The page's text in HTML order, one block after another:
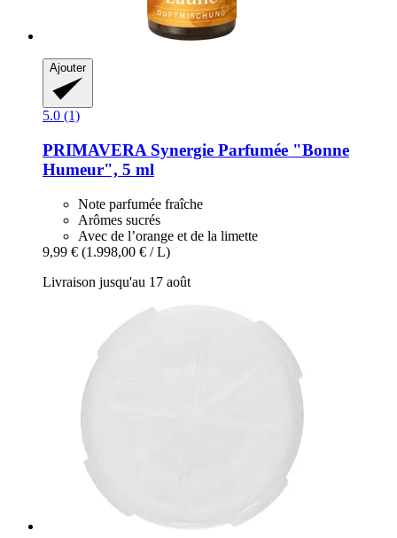
Ajouter
5.0 (1)
PRIMAVERA Synergie Parfumée "Bonne
Humeur", 5 ml
Note parfumée fraîche
Arômes sucrés
Avec de l’orange et de la limette
9,99 € (1.998,00 € / L)
Livraison jusqu'au 17 août